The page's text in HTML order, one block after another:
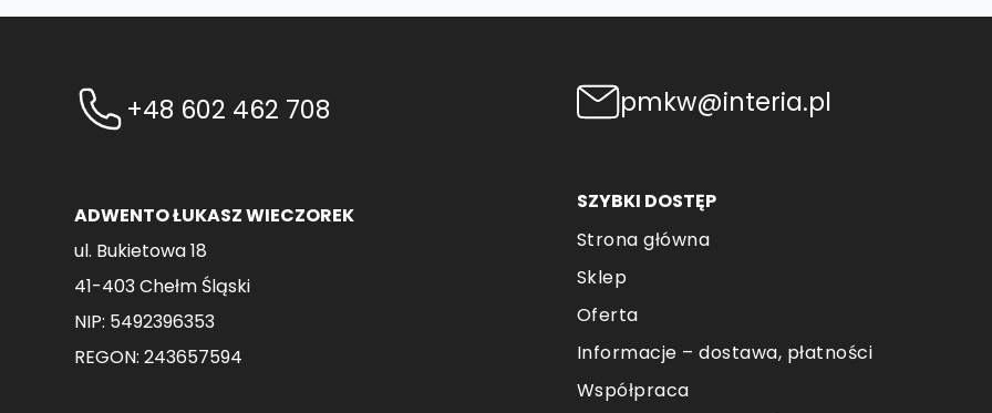
+48 602 462 708
ADWENTO ŁUKASZ WIECZOREK
ul. Bukietowa 18
41-403 Chełm Śląski
NIP: 5492396353
REGON: 243657594
pmkw@interia.pl
SZYBKI DOSTĘP
Strona główna
Sklep
Oferta
Informacje – dostawa, płatności
Współpraca